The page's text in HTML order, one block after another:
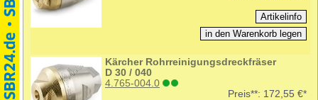
Kärcher Rohrreinigungsdreckfräser
D 30 / 040
4.765-004.0
Preis**: 172,55 €*